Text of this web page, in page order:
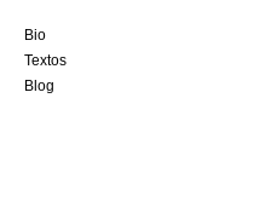
Bio
Textos
Blog